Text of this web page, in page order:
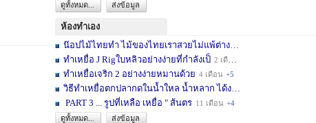
ดูทั้งหมด...
ส่งข้อมูล
ห้องทำเอง
น๊อปไม้ไทยทำ ไม้ของไทยเราสวยไม่แพ้ต่างชา
ทำเหยื่อ J Rigใบหลิวอย่างง่ายที่กำลังเป็ 2 เดือน
ทำเหยื่อเจริก 2 อย่างง่ายหมานด้วย 4 เดือน +5
วิธีทำเหยื่อตกปลากดในน้ำใหล น้ำหลาก ได้ง
PART 3 ... รูปที่เหลือ เหยื่อ " ส้นตร 11 เดือน +4
ดูทั้งหมด...
ส่งข้อมูล